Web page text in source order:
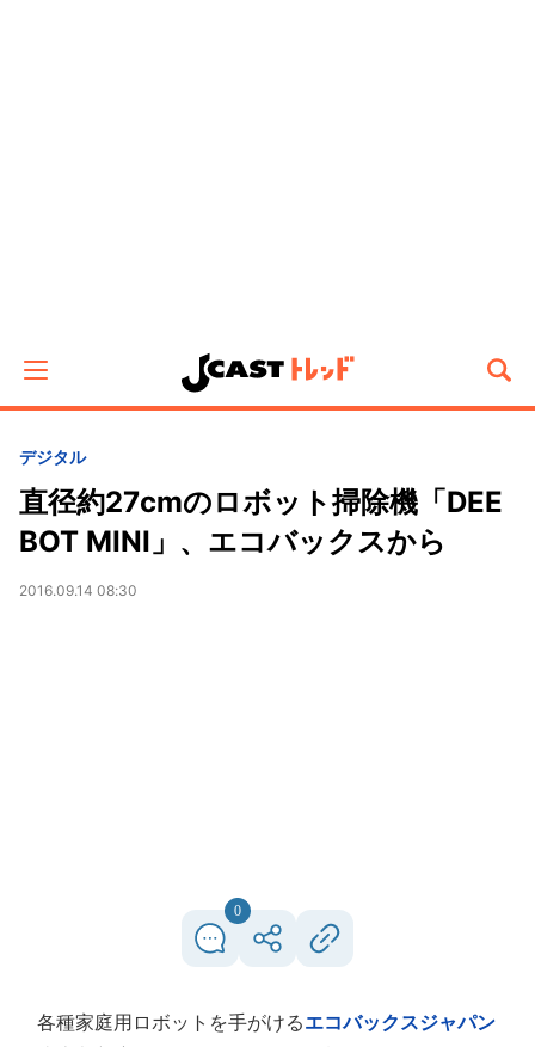
デジタル
直径約27cmのロボット掃除機「DEE
BOT MINI」、エコバックスから
2016.09.14 08:30
0
各種家庭用ロボットを手がけるエコバックスジャパン